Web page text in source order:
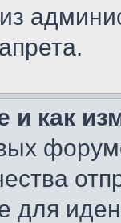
и как
для